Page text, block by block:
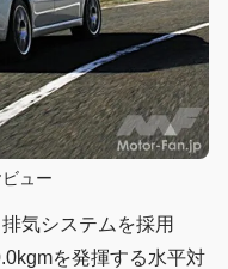
ュー
気システムを採用
を発揮する水平対